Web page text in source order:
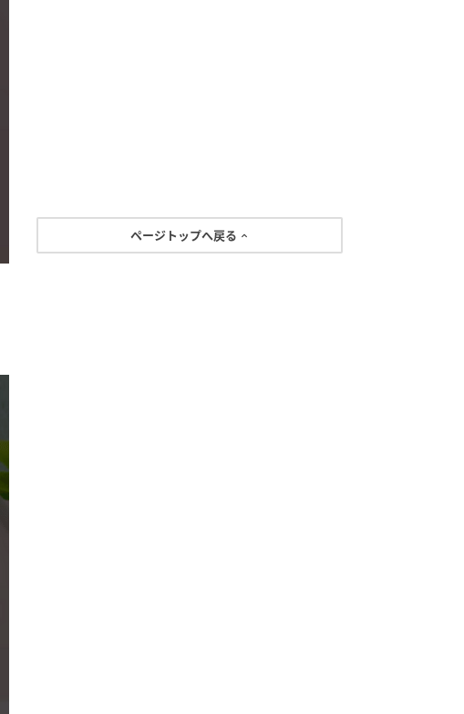
ページトップへ戻る